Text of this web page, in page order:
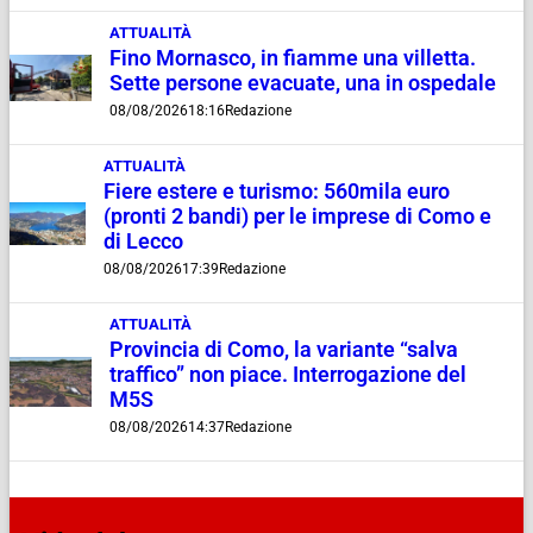
ATTUALITÀ
Fino Mornasco, in fiamme una villetta.
Sette persone evacuate, una in ospedale
08/08/202618:16Redazione
ATTUALITÀ
Fiere estere e turismo: 560mila euro
(pronti 2 bandi) per le imprese di Como e
di Lecco
08/08/202617:39Redazione
ATTUALITÀ
Provincia di Como, la variante “salva
traffico” non piace. Interrogazione del
M5S
08/08/202614:37Redazione